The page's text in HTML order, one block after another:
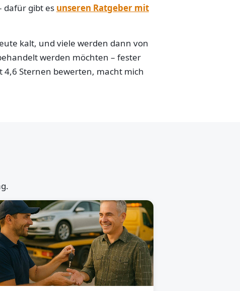
dafür gibt es unseren Ratgeber mit
kalt, und viele werden dann von
werden möchten – fester
4,6 Sternen bewerten, macht mich